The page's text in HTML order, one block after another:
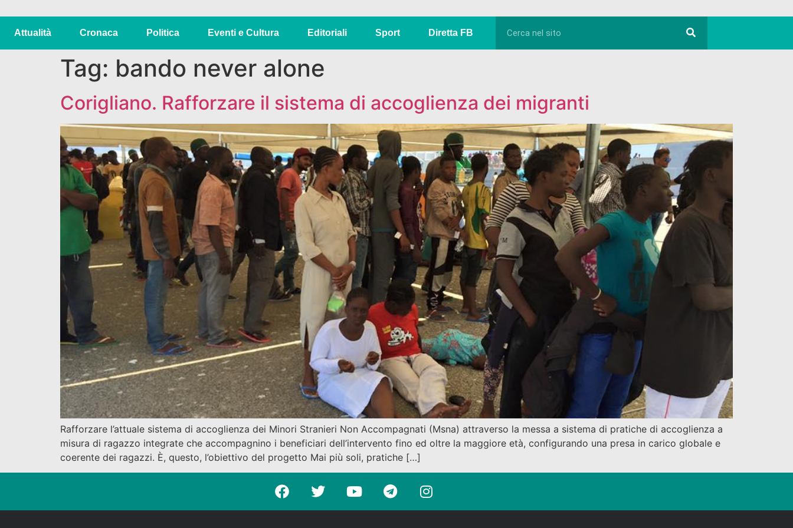
Attualità Cronaca Politica Eventi e Cultura Editoriali Sport Diretta FB
Tag: bando never alone
Corigliano. Rafforzare il sistema di accoglienza dei migranti
Rafforzare l’attuale sistema di accoglienza dei Minori Stranieri Non Accompagnati (Msna) attraverso la messa a sistema di pratiche di accoglienza a
misura di ragazzo integrate che accompagnino i beneficiari dell’intervento fino ed oltre la maggiore età, configurando una presa in carico globale e
coerente dei ragazzi. È, questo, l’obiettivo del progetto Mai più soli, pratiche […]